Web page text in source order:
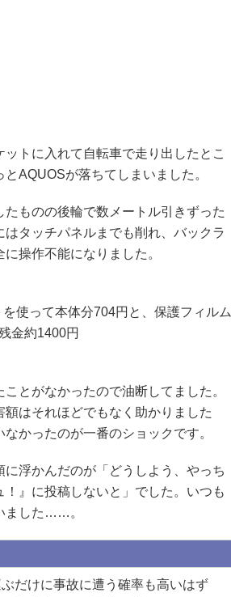
トに入れて自転車で走り出したとこ
AQUOSが落ちてしまいました。
ものの後輪で数メートル引きずった
タッチパネルまでも削れ、バックラ
操作不能になりました。
使って本体分704円と、保護フィルム
金約1400円
とがなかったので油断してました。
はそれほどでもなく助かりました
かったのが一番のショックです。
浮かんだのが「どうしよう、やっち
』に投稿しないと」でした。いつも
ました……。
だけに事故に遭う確率も高いはず